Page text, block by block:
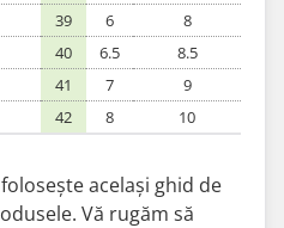
39 6
8
40 6.5
8.5
41 7
9
42 8 10
același ghid de
Vă rugăm să